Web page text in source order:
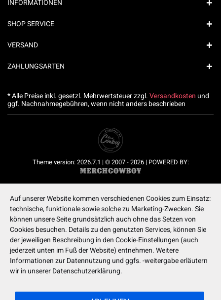
INFORMATIONEN
SHOP SERVICE
VERSAND
ZAHLUNGSARTEN
* Alle Preise inkl. gesetzl. Mehrwertsteuer zzgl.Versandkosten und
ggf. Nachnahmegebühren, wenn nicht anders beschrieben
Theme version: 2026.7.1 | © 2007 - 2026 | POWERED BY:
Auf unserer Website kommen verschiedenen Cookies zum Einsatz:
technische, funktionale sowie solche zu Marketing-Zwecken. Sie
können unsere Seite grundsätzlich auch ohne das Setzen von
Cookies besuchen. Details zu den genutzten Services, können Sie
der jeweiligen Beschreibung in den Cookie-Einstellungen (auch
jederzeit unten im Fuß der Website) entnehmen. Weitere
Informationen zur Datennutzung und ggfs. -weitergabe erläutern
wir in unserer Datenschutzerklärung.